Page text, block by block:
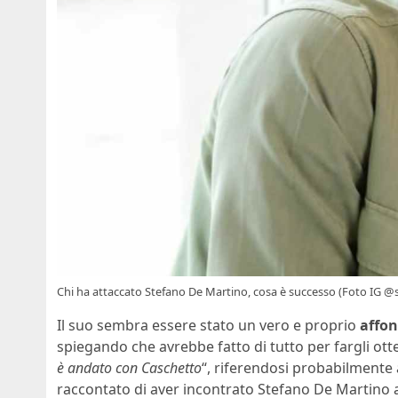
Chi ha attaccato Stefano De Martino, cosa è successo (Foto IG
Il suo sembra essere stato un vero e proprio
spiegando che avrebbe fatto di tutto per fargli
è andato con Caschetto“, riferendosi probabilmente
raccontato di aver incontrato Stefano De